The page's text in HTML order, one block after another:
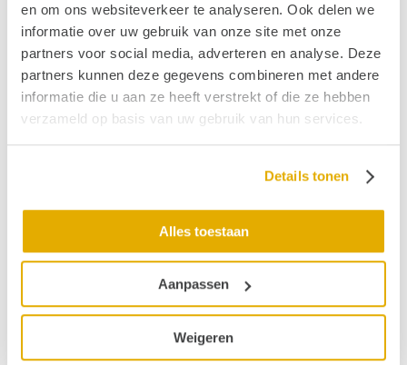
en om ons websiteverkeer te analyseren. Ook delen we
informatie over uw gebruik van onze site met onze
partners voor social media, adverteren en analyse. Deze
partners kunnen deze gegevens combineren met andere
informatie die u aan ze heeft verstrekt of die ze hebben
verzameld op basis van uw gebruik van hun services.
Details tonen
Alles toestaan
Aanpassen
Weigeren
kunnen de hersenen kalmeren.
Tijdens deBalance Awareness Weekvan 15 tot 21
september 2024 vragen we extra aandacht voor
duizeligheid en evenwichtsproblematiek.
Toegankelijkheid is een recht voor iedereen
Sandra Boertien kwam er tijdens haar studie achter
dat ze minder hoorde dan ze dacht. En ze werd twee
hersteld is. Na haar studie SPH en een master
Pedagogiek richt zij zich vol overgave op
toegankelijkheid en inclusie voor mensen met een
Wat lees je nog meer in dit magazine - dat vanaf eind